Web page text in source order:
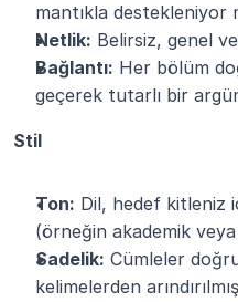
mantıkla destekleniyor
Netlik: Belirsiz, genel
Bağlantı: Her bölüm
geçerek tutarlı bir
Stil
Ton: Dil, hedef kitleniz
(örneğin akademik
Sadelik: Cümleler
kelimelerden